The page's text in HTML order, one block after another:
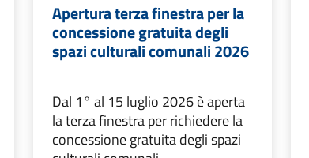
Apertura terza finestra per la
concessione gratuita degli
spazi culturali comunali 2026
Dal 1° al 15 luglio 2026 è aperta
la terza finestra per richiedere la
concessione gratuita degli spazi